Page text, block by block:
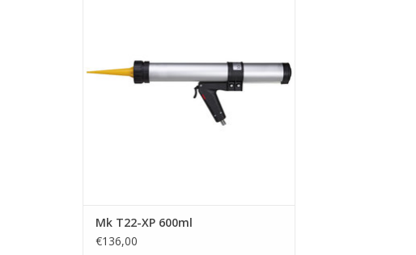
Mk T22-XP 600ml
€136,00